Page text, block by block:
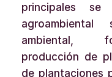
principales se
ambiental,
producción de
de plantaciones